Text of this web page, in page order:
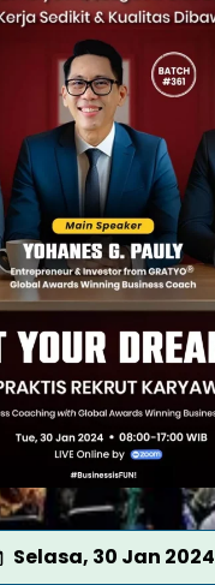
Selasa, 30 Jan 2024